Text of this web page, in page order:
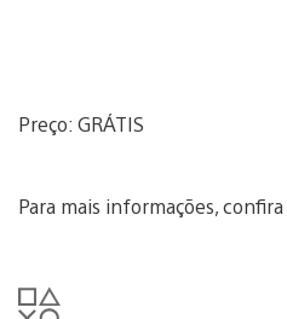
Preço: GRÁTIS
Para mais informações, confira